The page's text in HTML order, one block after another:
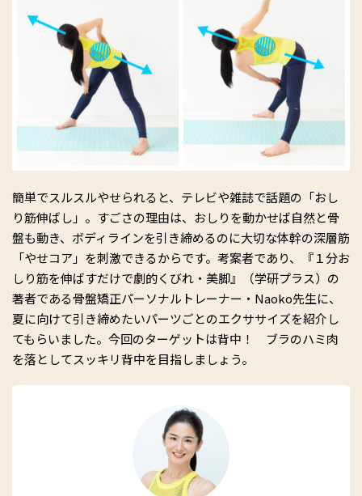
簡単でスルスルやせられると、テレビや雑誌で話題の「おし
り筋伸ばし」。すごさの理由は、おしりを動かせば自然と骨
盤も動き、ボディラインを引き締めるのに大切な体幹の深層筋
「やせコア」を刺激できるからです。考案者であり、『１分お
しり筋を伸ばすだけで劇的くびれ・美脚』（学研プラス）の
著者である骨盤矯正パーソナルトレーナー・Naoko先生に、
夏に向けて引き締めたいパーツごとのエクササイズを紹介し
てもらいました。今回のターゲットは背中！ ブラのハミ肉
を落としてスッキリ背中を目指しましょう。